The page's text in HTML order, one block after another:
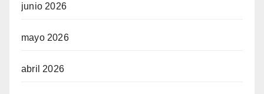
junio 2026
mayo 2026
abril 2026